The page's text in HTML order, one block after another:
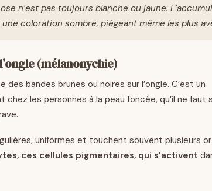
n’est pas toujours blanche ou jaune.
coloration sombre, piégeant même les plus
(mélanonychie)
des bandes brunes ou noires sur l’ongle. C’est un
chez les personnes à la peau foncée, qu’il ne faut
uniformes et touchent souvent plusieurs
ces cellules pigmentaires, qui s’activent